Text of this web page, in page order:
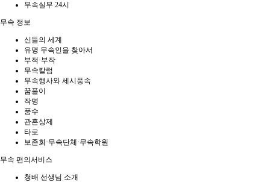
무속실무 24시
무속 정보
신들의 세계
유명 무속인을 찾아서
부적·부작
무속칼럼
무속행사와 세시풍속
꿈풀이
작명
풍수
관혼상제
타로
보존회·무속단체·무속학원
무속 편의서비스
청배 선생님 소개